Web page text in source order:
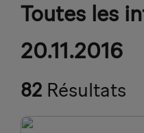
Toutes les
20.11.2016
82 Résultats